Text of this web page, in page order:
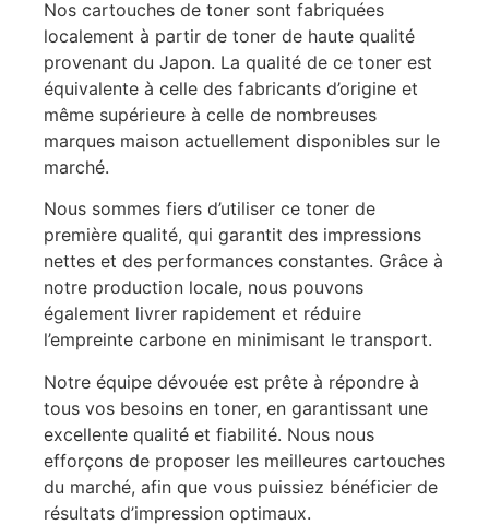
Nos cartouches de toner sont fabriquées
localement à partir de toner de haute qualité
provenant du Japon. La qualité de ce toner est
équivalente à celle des fabricants d’origine et
même supérieure à celle de nombreuses
marques maison actuellement disponibles sur le
marché.
Nous sommes fiers d’utiliser ce toner de
première qualité, qui garantit des impressions
nettes et des performances constantes. Grâce à
notre production locale, nous pouvons
également livrer rapidement et réduire
l’empreinte carbone en minimisant le transport.
Notre équipe dévouée est prête à répondre à
tous vos besoins en toner, en garantissant une
excellente qualité et fiabilité. Nous nous
efforçons de proposer les meilleures cartouches
du marché, afin que vous puissiez bénéficier de
résultats d’impression optimaux.